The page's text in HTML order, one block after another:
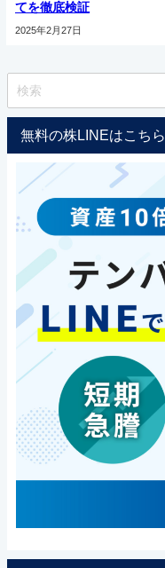
てを徹底検証
2025年2月27日
無料の株LINEはこちら